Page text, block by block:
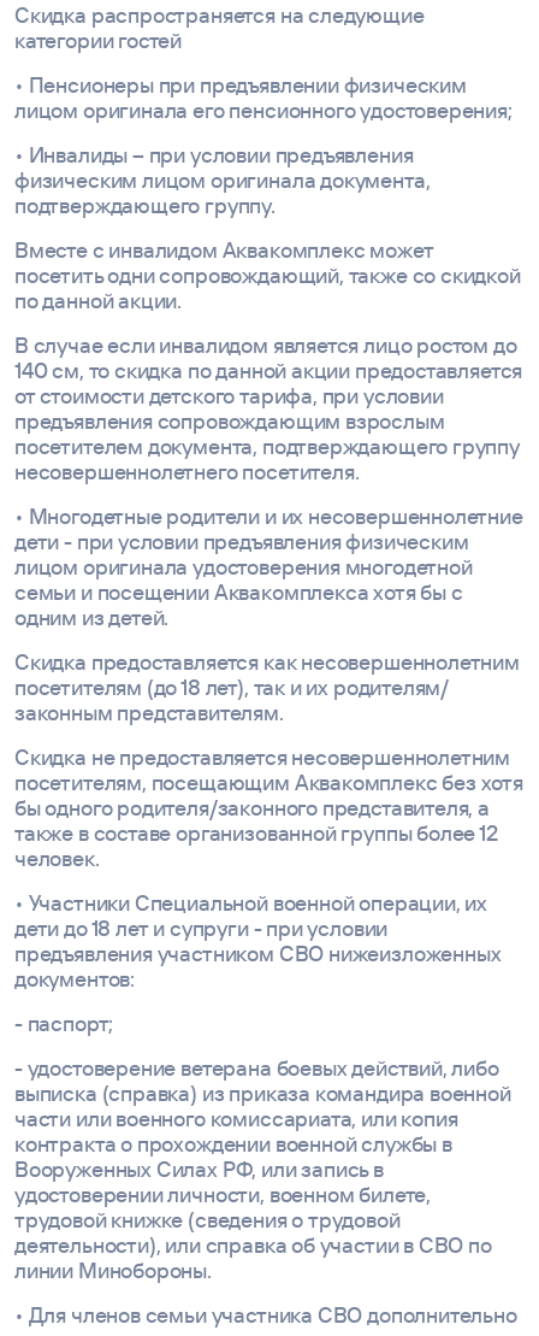
Скидка распространяется на следующие
категории гостей
• Пенсионеры при предъявлении физическим
лицом оригинала его пенсионного удостоверения;
• Инвалиды – при условии предъявления
физическим лицом оригинала документа,
подтверждающего группу.
Вместе с инвалидом Аквакомплекс может
посетить одни сопровождающий, также со скидкой
по данной акции.
В случае если инвалидом является лицо ростом до
140 см, то скидка по данной акции предоставляется
от стоимости детского тарифа, при условии
предъявления сопровождающим взрослым
посетителем документа, подтверждающего группу
несовершеннолетнего посетителя.
• Многодетные родители и их несовершеннолетние
дети - при условии предъявления физическим
лицом оригинала удостоверения многодетной
семьи и посещении Аквакомплекса хотя бы с
одним из детей.
Скидка предоставляется как несовершеннолетним
посетителям (до 18 лет), так и их родителям/
законным представителям.
Скидка не предоставляется несовершеннолетним
посетителям, посещающим Аквакомплекс без хотя
бы одного родителя/законного представителя, а
также в составе организованной группы более 12
человек.
• Участники Специальной военной операции, их
дети до 18 лет и супруги - при условии
предъявления участником СВО нижеизложенных
документов:
- паспорт;
- удостоверение ветерана боевых действий, либо
выписка (справка) из приказа командира военной
части или военного комиссариата, или копия
контракта о прохождении военной службы в
Вооруженных Силах РФ, или запись в
удостоверении личности, военном билете,
трудовой книжке (сведения о трудовой
деятельности), или справка об участии в СВО по
линии Минобороны.
• Для членов семьи участника СВО дополнительно